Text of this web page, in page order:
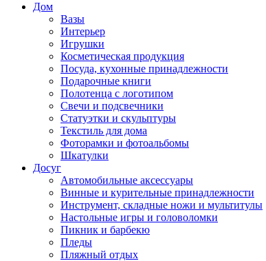
Дом
Вазы
Интерьер
Игрушки
Косметическая продукция
Посуда, кухонные принадлежности
Подарочные книги
Полотенца с логотипом
Свечи и подсвечники
Статуэтки и скульптуры
Текстиль для дома
Фоторамки и фотоальбомы
Шкатулки
Досуг
Автомобильные аксессуары
Винные и курительные принадлежности
Инструмент, складные ножи и мультитулы
Настольные игры и головоломки
Пикник и барбекю
Пледы
Пляжный отдых